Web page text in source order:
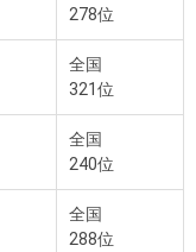
278位
全国
321位
全国
240位
全国
288位